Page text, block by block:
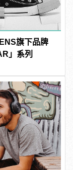
旗下品牌
」系列